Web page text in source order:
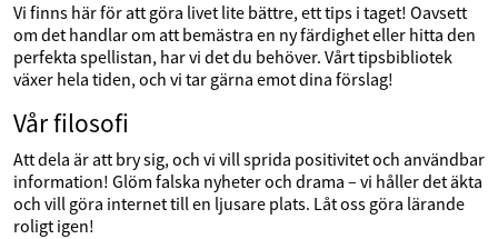
Vi finns här för att göra livet lite bättre, ett tips i taget! Oavsett
om det handlar om att bemästra en ny färdighet eller hitta den
perfekta spellistan, har vi det du behöver. Vårt tipsbibliotek
växer hela tiden, och vi tar gärna emot dina förslag!
Vår filosofi
Att dela är att bry sig, och vi vill sprida positivitet och användbar
information! Glöm falska nyheter och drama – vi håller det äkta
och vill göra internet till en ljusare plats. Låt oss göra lärande
roligt igen!